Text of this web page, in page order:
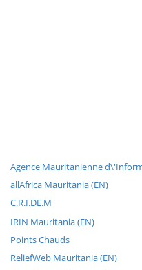
allAfrica Mauritania (EN)
C.R.I.DE.M
IRIN Mauritania (EN)
Points Chauds
ReliefWeb Mauritania (EN)